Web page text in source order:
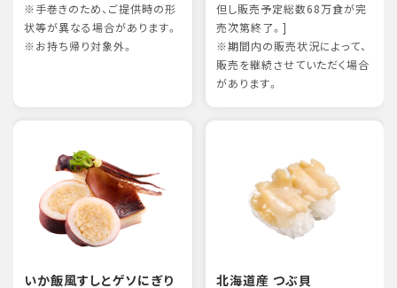
※手巻きのため、ご提供時の形
状等が異なる場合があります。
※お持ち帰り対象外。
但し販売予定総数68万食が完
売次第終了。]
※期間内の販売状況によって、
販売を継続させていただく場合
があります。
いか飯風すしとゲソにぎり 北海道産 つぶ貝